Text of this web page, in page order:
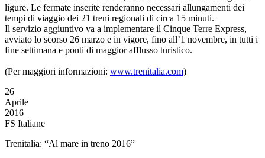
ligure. Le fermate inserite renderanno necessari allungamenti dei
tempi di viaggio dei 21 treni regionali di circa 15 minuti.
Il servizio aggiuntivo va a implementare il Cinque Terre Express,
avviato lo scorso 26 marzo e in vigore, fino all’1 novembre, in tutti i
fine settimana e ponti di maggior afflusso turistico.
(Per maggiori informazioni: www.trenitalia.com)
26
Aprile
2016
FS Italiane
Trenitalia: “Al mare in treno 2016”